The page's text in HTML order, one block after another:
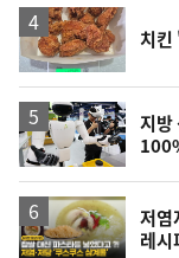
치킨
지방
영
상
저염
레시